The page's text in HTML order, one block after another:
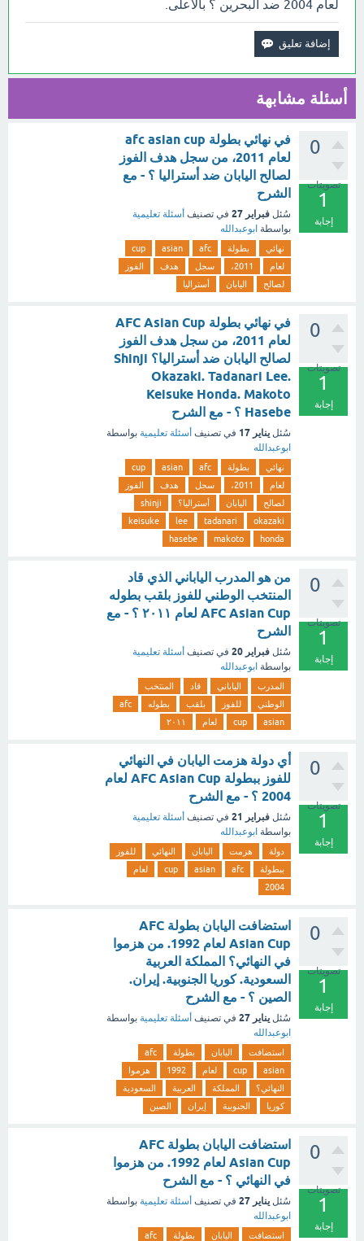
لعام 2004 ضد البحرين ؟ بالأعلى.
أسئلة مشابهة
0
تصويتات
1
إجابة
في نهائي بطولة afc asian cup
لعام 2011، من سجل هدف الفوز
لصالح اليابان ضد أستراليا ؟ - مع
الشرح
سُئل فبراير 27 في تصنيف أسئلة تعليمية
بواسطة ابوعبدالله
نهائي بطولة afc
asian
cup
لعام
2011، سجل هدف
الفوز
لصالح
اليابان أستراليا
0
تصويتات
1
إجابة
في نهائي بطولة AFC Asian Cup
لعام 2011، من سجل هدف الفوز
لصالح اليابان ضد أستراليا؟ Shinji
Okazaki. Tadanari Lee.
Keisuke Honda. Makoto
Hasebe ؟ - مع الشرح
سُئل يناير 17 في تصنيف أسئلة تعليمية بواسطة
ابوعبدالله
نهائي بطولة afc
asian
cup
لعام
2011، سجل هدف
الفوز
لصالح
اليابان أستراليا؟
shinji
okazaki
tadanari
lee
keisuke
honda
makoto
hasebe
0
تصويتات
1
إجابة
من هو المدرب الياباني الذي قاد
المنتخب الوطني للفوز بلقب بطوله
AFC Asian Cup لعام ٢٠١١ ؟ - مع
الشرح
سُئل فبراير 20 في تصنيف أسئلة تعليمية
بواسطة ابوعبدالله
المدرب الياباني قاد
المنتخب
الوطني
للفوز بلقب بطوله
afc
asian
cup لعام ٢٠١١
0
تصويتات
1
إجابة
أي دولة هزمت اليابان في النهائي
للفوز ببطولة AFC Asian Cup لعام
2004 ؟ - مع الشرح
سُئل فبراير 21 في تصنيف أسئلة تعليمية
بواسطة ابوعبدالله
دولة هزمت اليابان النهائي
للفوز
ببطولة
afc
asian
cup
لعام
2004
0
تصويتات
1
إجابة
استضافت اليابان بطولة AFC
Asian Cup لعام 1992. من هزموا
في النهائي؟ المملكة العربية
السعودية. كوريا الجنوبية. إيران.
الصين ؟ - مع الشرح
سُئل يناير 27 في تصنيف أسئلة تعليمية بواسطة
ابوعبدالله
استضافت اليابان بطولة
afc
asian
cup لعام 1992
هزموا
النهائي؟
المملكة العربية
السعودية
كوريا
الجنوبية إيران الصين
0
تصويتات
1
إجابة
استضافت اليابان بطولة AFC
Asian Cup لعام 1992. من هزموا
في النهائي ؟ - مع الشرح
سُئل يناير 27 في تصنيف أسئلة تعليمية بواسطة
ابوعبدالله
استضافت اليابان بطولة
afc